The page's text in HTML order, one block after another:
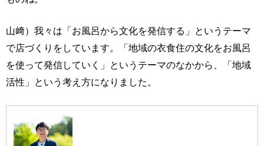
山﨑）我々は「お風呂から文化を発信する」というテーマ
で店づくりをしています。「地域の衣食住の文化をお風呂
を使って発信していく」というテーマのなかから、「地域
活性」という考え方になりました。